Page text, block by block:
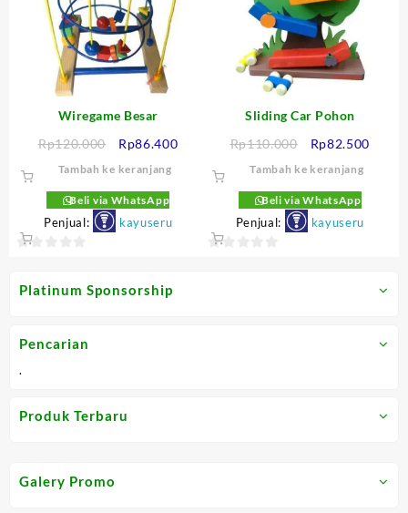
Platinum Sponsorship
Pencarian
.
Produk Terbaru
Wiregame Besar
Rp120.000
Harga
aslinya
Rp120.000.
Rp86.400Harga
Rp86.400.
Tambah ke keranjang
Beli via WhatsApp
Penjual: kayuseru
of
Sliding Car Pohon
Rp110.000
Harga
aslinya
Rp110.000.
Rp82.500
Tambah ke keranjang
Beli via WhatsApp
Penjual: kayuseru
Galery Promo